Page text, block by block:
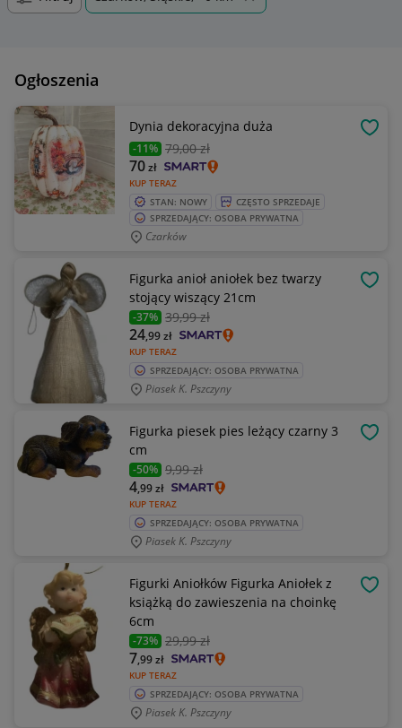
Ogłoszenia
Dynia dekoracyjna duża
-11% 79,00 zł
KUP TERAZ
70zł
STAN: NOWY
CZĘSTO SPRZEDAJE
SPRZEDAJĄCY: OSOBA PRYWATNA
Czarków
Figurka anioł aniołek bez twarzy
stojący wiszący 21cm
-37% 39,99 zł
KUP TERAZ
24,99zł
SPRZEDAJĄCY: OSOBA PRYWATNA
Piasek K. Pszczyny
Figurka piesek pies leżący czarny 3
cm
-50% 9,99 zł
KUP TERAZ
4,99zł
SPRZEDAJĄCY: OSOBA PRYWATNA
Piasek K. Pszczyny
Figurki Aniołków Figurka Aniołek z
książką do zawieszenia na choinkę
6cm
-73% 29,99 zł
KUP TERAZ
7,99zł
SPRZEDAJĄCY: OSOBA PRYWATNA
Piasek K. Pszczyny